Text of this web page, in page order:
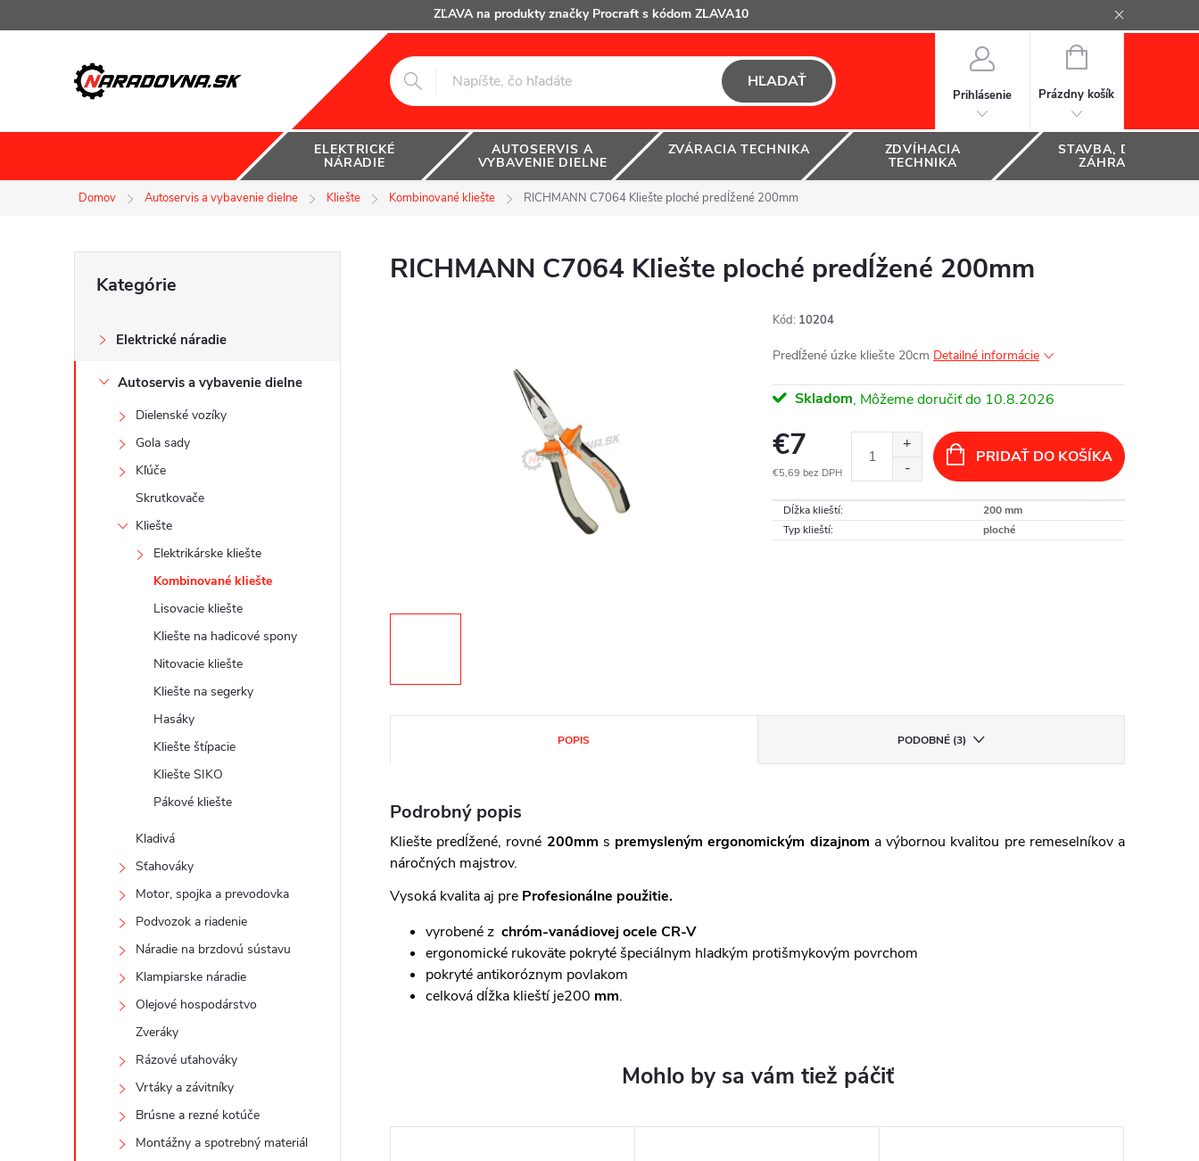
na
ZĽAVA na produkty značky Procraft s kódom ZLAVA10
HĽADAŤ
Prihlásenie
NÁKUPNÝ
Prázdny košík
ELEKTRICKÉ
NÁRADIE
AUTOSERVIS A
VYBAVENIE DIELNE
ZVÁRACIA TECHNIKA ZDVÍHACIA
TECHNIKA
STAVBA, DOM A
ZÁHRADA
Domov Autoservis a vybavenie dielne Kliešte Kombinované kliešte RICHMANN C7064 Kliešte ploché predĺžené 200mm
č
kategórie
Kategórie
Elektrické náradie
Autoservis a vybavenie dielne
Dielenské vozíky
Gola sady
Kľúče
Skrutkovače
Kliešte
Elektrikárske kliešte
Kombinované kliešte
Lisovacie kliešte
Kliešte na hadicové spony
Nitovacie kliešte
Kliešte na segerky
Hasáky
Kliešte štípacie
Kliešte SIKO
Pákové kliešte
Kladivá
Sťahováky
Motor, spojka a prevodovka
Podvozok a riadenie
Náradie na brzdovú sústavu
Klampiarske náradie
Olejové hospodárstvo
Zveráky
Rázové uťahováky
Vrtáky a závitníky
Brúsne a rezné kotúče
Montážny a spotrebný materiál
RICHMANN C7064 Kliešte ploché predĺžené 200mm
Kód: 10204
Predĺžené úzke kliešte 20cm Detailné informácie
Skladom 10.8.2026
€7
€5,69 bez DPH
cena:
PRIDAŤ DO KOŠÍKA
Dĺžka klieští:
200 mm
Typ klieští: ploché
POPIS PODOBNÉ (3)
Podrobný popis
Kliešte predĺžené, rovné 200mm s premysleným ergonomickým dizajnom a výbornou kvalitou pre remeselníkov a
náročných majstrov.
Vysoká kvalita aj pre Profesionálne použitie.
vyrobené z chróm-vanádiovej ocele CR-V
ergonomické rukoväte pokryté špeciálnym hladkým protišmykovým povrchom
pokryté antikoróznym povlakom
celková dĺžka klieští je200 mm.